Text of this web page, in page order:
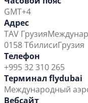
GMT+4
Адрес
TAV Грузия
0158 ТбилисиГрузия
Телефон
+995 32 310 265
Терминал flydubai
Международный
Вебсайт